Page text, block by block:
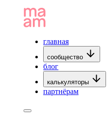
главная
сообщество
блог
калькуляторы
партнёрам